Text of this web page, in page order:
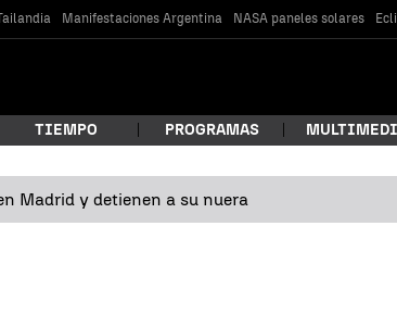
Manifestaciones Argentina NASA paneles solares
TIEMPO PROGRAMAS
Madrid y detienen a su nuera